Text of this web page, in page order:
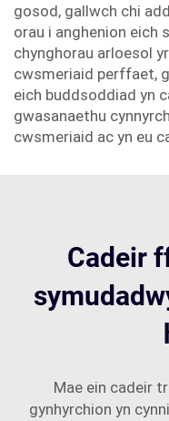
gosod, gallwch chi
orau i anghenion eich
chynghorau arloesol
cwsmeriaid perffaet,
eich buddsoddiad yn
gwasanaethu
cwsmeriaid ac yn eu
Cadeir
Mae ein cadeir
gynhyrchion yn